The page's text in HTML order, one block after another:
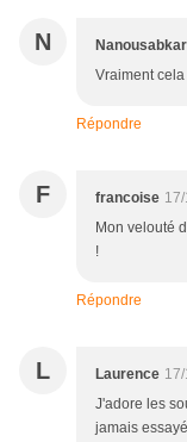
N
Vraiment
Répondre
F francoise
Mon velouté
!
Répondre
L Laurence
J'adore les
jamais